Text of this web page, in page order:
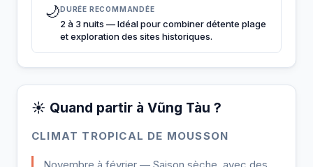
🌙DURÉE RECOMMANDÉE
2 à 3 nuits — Idéal pour combiner détente plage
et exploration des sites historiques.
☀️ Quand partir à Vũng Tàu ?
CLIMAT TROPICAL DE MOUSSON